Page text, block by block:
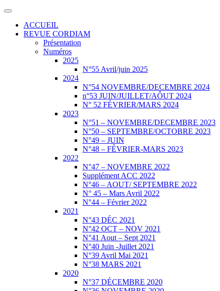
ACCUEIL
REVUE CORDIAM
Présentation
Numéros
2025
N°55 Avril/juin 2025
2024
N°54 NOVEMBRE/DECEMBRE 2024
n°53 JUIN/JUILLET/AÔUT 2024
N° 52 FÉVRIER/MARS 2024
2023
N°51 – NOVEMBRE/DECEMBRE 2023
N°50 – SEPTEMBRE/OCTOBRE 2023
N°49 – JUIN
N°48 – FÉVRIER-MARS 2023
2022
N°47 – NOVEMBRE 2022
Supplément ACC 2022
N°46 – AOUT/ SEPTEMBRE 2022
N° 45 – Mars Avril 2022
N°44 – Février 2022
2021
N°43 DÉC 2021
N°42 OCT – NOV 2021
N°41 Aout – Sept 2021
N°40 Juin -Juillet 2021
N°39 Avril Mai 2021
N°38 MARS 2021
2020
N°37 DÉCEMBRE 2020